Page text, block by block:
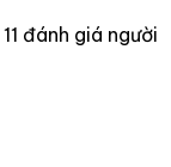
11 đánh giá người